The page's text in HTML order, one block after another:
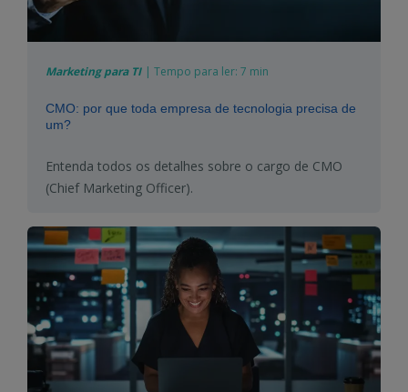
Marketing para TI | Tempo para ler: 7 min
CMO: por que toda empresa de tecnologia precisa de
um?
Entenda todos os detalhes sobre o cargo de CMO
(ChiefMarketing Officer).